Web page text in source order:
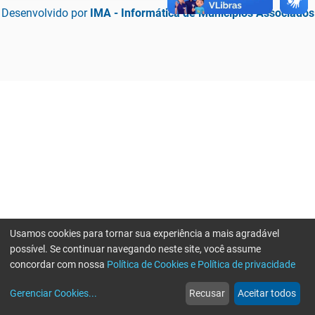
Desenvolvido por IMA - Informática de Municípios Associados
web
Notícias
more_horiz
Mais
Usamos cookies para tornar sua experiência a mais agradável
possível. Se continuar navegando neste site, você assume
concordar com nossa Política de Cookies e Política de privacidade
Gerenciar Cookies... Recusar Aceitar todos
Erro ao enviar informações, por favor tente novamente